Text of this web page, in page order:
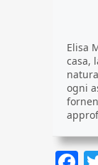
Elisa
casa,
ogni